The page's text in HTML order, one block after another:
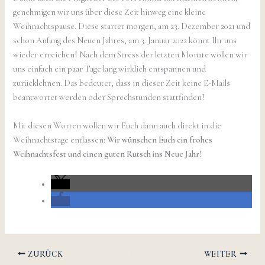
genehmigen wir uns über diese Zeit hinweg eine kleine
Weihnachtspause. Diese startet morgen, am 23. Dezember 2021 und
schon Anfang des Neuen Jahres, am 3. Januar 2022 könnt Ihr uns
wieder erreichen! Nach dem Stress der letzten Monate wollen wir
uns einfach ein paar Tage lang wirklich entspannen und
zurücklehnen. Das bedeutet, dass in dieser Zeit keine E-Mails
beantwortet werden oder Sprechstunden stattfinden!
Mit diesen Worten wollen wir Euch dann auch direkt in die
Weihnachtstage entlassen:Wir wünschen Euch ein frohes
Weihnachtsfest und einen guten Rutsch ins Neue Jahr!
ZURÜCK WEITER